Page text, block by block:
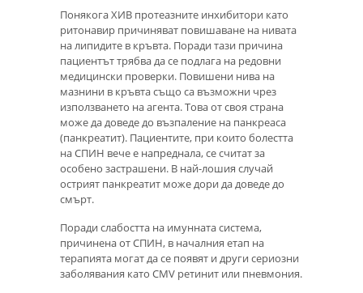
Понякога ХИВ протеазните инхибитори като
ритонавир причиняват повишаване на нивата
на липидите в кръвта. Поради тази причина
пациентът трябва да се подлага на редовни
медицински проверки. Повишени нива на
мазнини в кръвта също са възможни чрез
използването на агента. Това от своя страна
може да доведе до възпаление на панкреаса
(панкреатит). Пациентите, при които болестта
на СПИН вече е напреднала, се считат за
особено застрашени. В най-лошия случай
острият панкреатит може дори да доведе до
смърт.
Поради слабостта на имунната система,
причинена от СПИН, в началния етап на
терапията могат да се появят и други сериозни
заболявания като CMV ретинит или пневмония.